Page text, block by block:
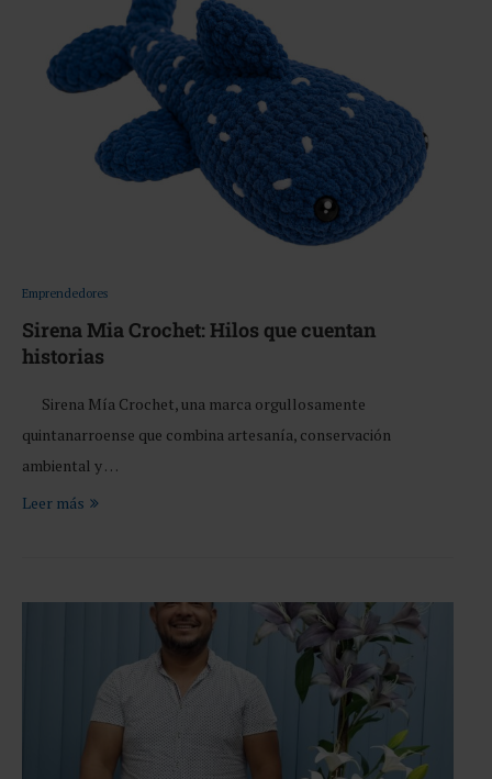
Emprendedores
Sirena Mia Crochet: Hilos que cuentan
historias
Sirena Mía Crochet, una marca orgullosamente
quintanarroense que combina artesanía, conservación
ambiental y …
Leer más